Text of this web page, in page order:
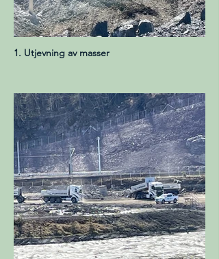
1. Utjevning av masser